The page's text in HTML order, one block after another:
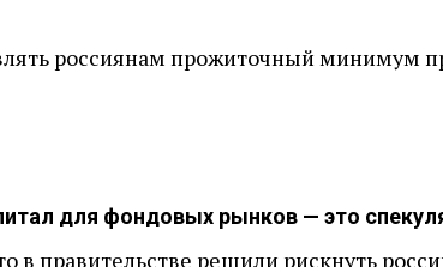
россиянам прожиточный минимум
для фондовых рынков — это
в правительстве решили рискнуть